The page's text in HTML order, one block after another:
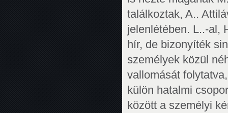
találkoztak, A..
jelenlétében. L..-al,
hír, de bizonyíték
személyek közül
vallomását
külön hatalmi
között a személyi